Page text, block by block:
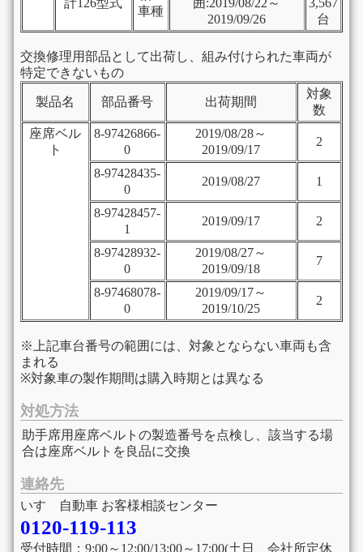
計126型式
車種
囲:2019/08/22～
2019/09/26
3,567
台
交換修理用部品として出荷し、組み付けられた車両が
特定できないもの
製品名 部品番号 出荷期間
対象
数
座席ベル
ト
8-97426866-
0
2019/08/28～
2019/09/17
2
8-97428435-
0
2019/08/27 1
8-97428457-
1
2019/09/17 2
8-97428932-
0
2019/08/27～
2019/09/18
7
8-97468078-
0
2019/09/17～
2019/10/25
2
※上記車台番号の範囲には、対象とならない車両も含
まれる
※対象車の製作期間は購入時期とは異なる
対処方法
助手席用座席ベルトの製造番号を点検し、該当する場
合は座席ベルトを良品に交換
連絡先
いすゞ自動車 お客様相談センター
0120-119-113
受付時間：9:00～12:00/13:00～17:00(土日、会社所定休